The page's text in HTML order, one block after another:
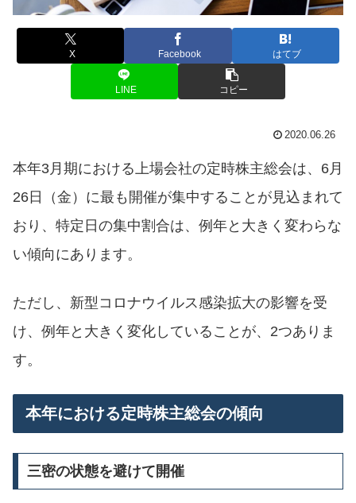
X Facebook はてブ
LINE コピー
2020.06.26
本年3月期における上場会社の定時株主総会は、6月
26日（金）に最も開催が集中することが見込まれて
おり、特定日の集中割合は、例年と大きく変わらな
い傾向にあります。
ただし、新型コロナウイルス感染拡大の影響を受
け、例年と大きく変化していることが、2つありま
す。
本年における定時株主総会の傾向
三密の状態を避けて開催